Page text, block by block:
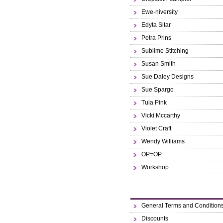
Ewe-niversity
Edyta Sitar
Petra Prins
Sublime Stitching
Susan Smith
Sue Daley Designs
Sue Spargo
Tula Pink
Vicki Mccarthy
Violet Craft
Wendy Williams
OP=OP
Workshop
General Terms and
Discounts